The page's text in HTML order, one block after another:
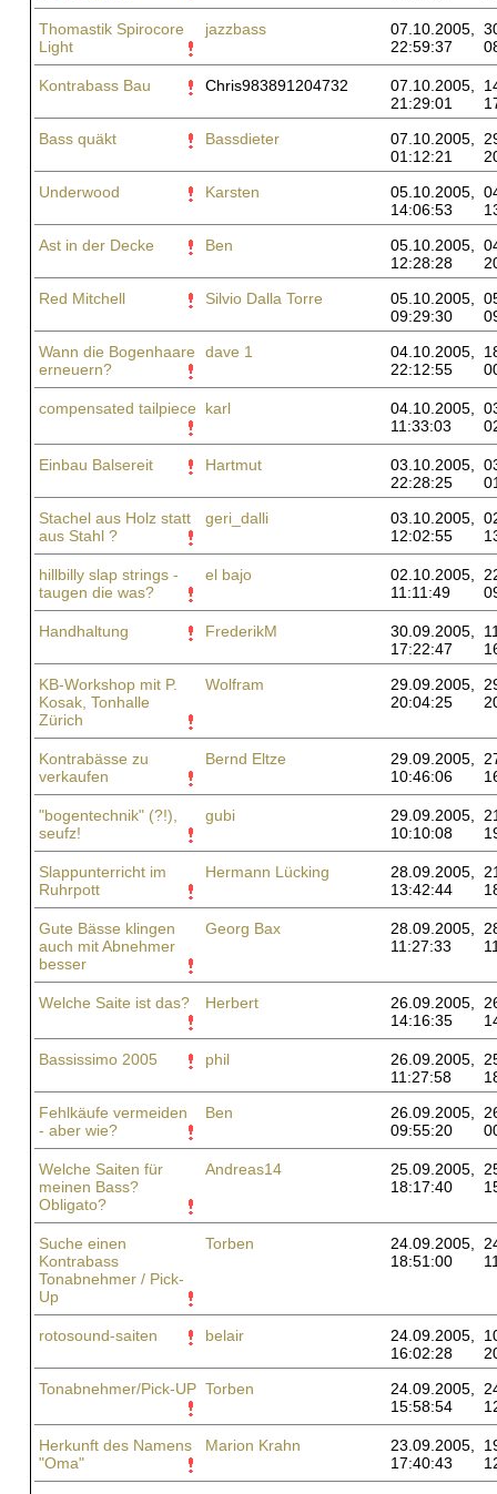
Thomastik Spirocore
Light
jazzbass
07.10.2005,
22:59:37
Kontrabass Bau Chris983891204732
07.10.2005,
21:29:01
Bass quäkt
Bassdieter
07.10.2005,
01:12:21
Underwood
Karsten
05.10.2005,
14:06:53
Ast in der Decke
Ben
05.10.2005,
12:28:28
Red Mitchell
Silvio Dalla Torre
05.10.2005,
09:29:30
Wann die Bogenhaare
erneuern?
dave 1
04.10.2005,
22:12:55
compensated tailpiece karl
04.10.2005,
11:33:03
Einbau Balsereit Hartmut
03.10.2005,
22:28:25
Stachel aus Holz statt
aus Stahl ?
geri_dalli
03.10.2005,
12:02:55
hillbilly slap strings -
taugen die was?
el bajo
02.10.2005,
11:11:49
Handhaltung FrederikM
30.09.2005,
17:22:47
KB-Workshop mit P.
Kosak, Tonhalle
Zürich
Wolfram
29.09.2005,
20:04:25
Kontrabässe zu
verkaufen
Bernd Eltze
29.09.2005,
10:46:06
"bogentechnik" (?!),
seufz!
gubi
29.09.2005,
10:10:08
Slappunterricht im
Ruhrpott
Hermann Lücking
28.09.2005,
13:42:44
Gute Bässe klingen
auch mit Abnehmer
besser
Georg Bax
28.09.2005,
11:27:33
Welche Saite ist das? Herbert
26.09.2005,
14:16:35
Bassissimo 2005 phil
26.09.2005,
11:27:58
Fehlkäufe vermeiden
- aber wie?
Ben
26.09.2005,
09:55:20
Welche Saiten für
meinen Bass?
Obligato?
Andreas14
25.09.2005,
18:17:40
Suche einen
Kontrabass
Tonabnehmer / Pick-
Up
Torben
24.09.2005,
18:51:00
rotosound-saiten belair
24.09.2005,
16:02:28
Tonabnehmer/Pick-UP Torben
24.09.2005,
15:58:54
Herkunft des Namens
"Oma"
Marion Krahn
23.09.2005,
17:40:43